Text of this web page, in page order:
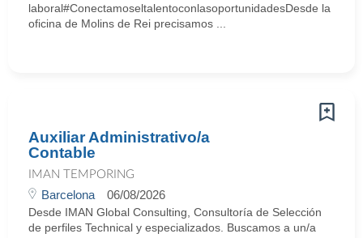
laboral#ConectamoseltalentoconlasoportunidadesDesde la
oficina de Molins de Rei precisamos ...
Auxiliar Administrativo/a
Contable
IMAN TEMPORING
Barcelona 06/08/2026
Desde IMAN Global Consulting, Consultoría de Selección
de perfiles Technical y especializados. Buscamos a un/a